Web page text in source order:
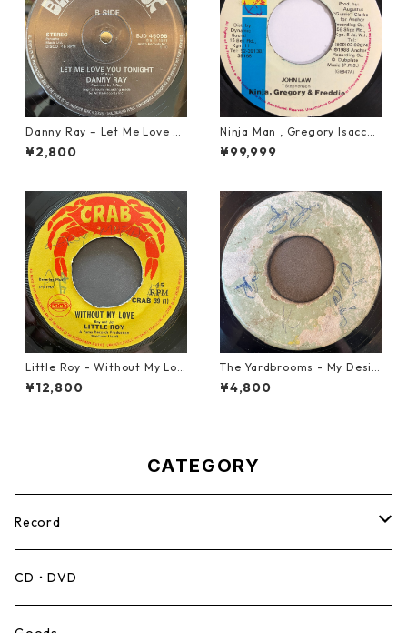
Danny Ray – Let Me Love Yo
u Tonight【12-30001】
¥2,800
Ninja Man , Gregory Isaccs
& Freddie Mcgregor - John
Low【7-20010】
¥99,999
Little Roy - Without My Lov
e【7-21990】
¥12,800
The Yardbrooms - My Desir
e【7-21922】
¥4,800
CATEGORY
Record
Mento,Calypso,Ballad
CD・DVD